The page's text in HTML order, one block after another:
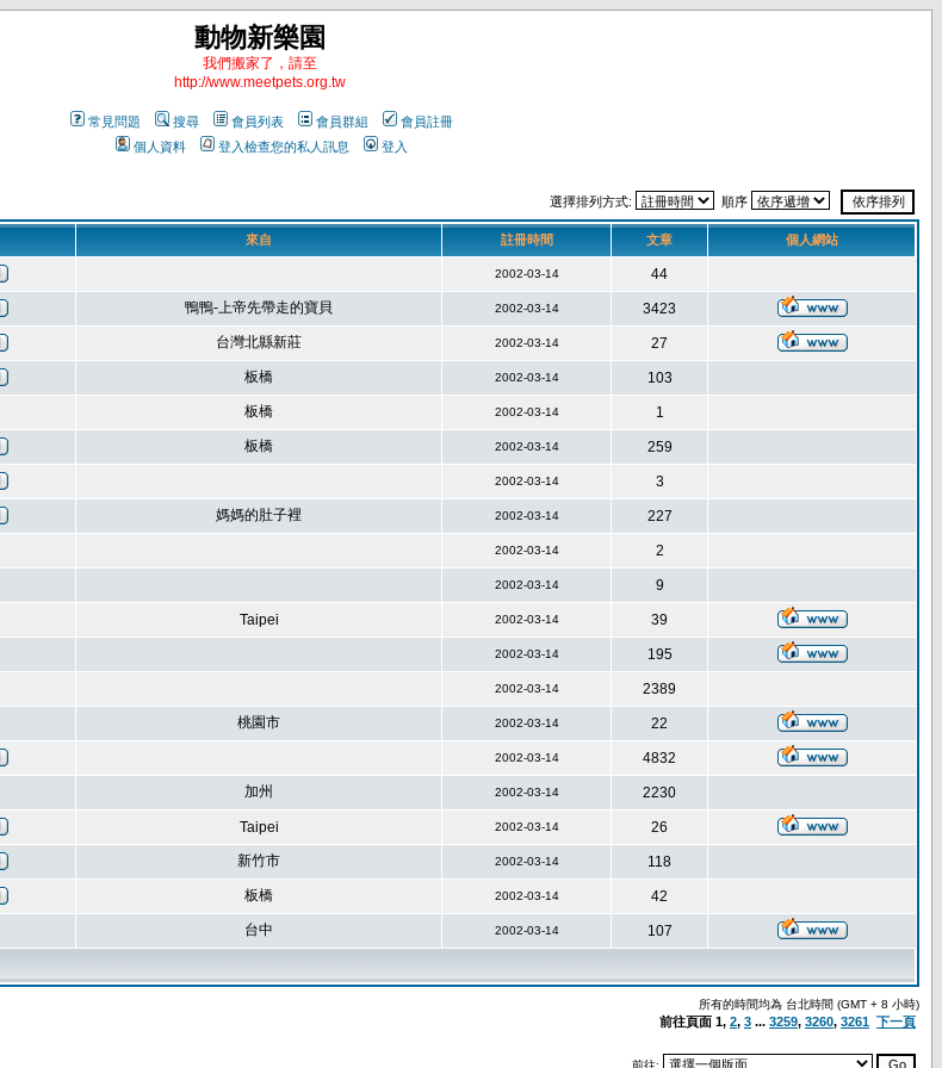
動物新樂園
我們搬家了，請至
http://www.meetpets.org.tw
常見問題 搜尋 會員列表 會員群組
會員註冊
個人資料
登入檢查您的私人訊息 登入
選擇排列方式: 順序
來自 註冊時間 文章 個人網站
2002-03-14 44
鴨鴨-上帝先帶走的寶貝 2002-03-14 3423
台灣北縣新莊 2002-03-14 27
板橋 2002-03-14 103
板橋 2002-03-14 1
板橋 2002-03-14 259
2002-03-14 3
媽媽的肚子裡 2002-03-14 227
2002-03-14 2
2002-03-14 9
Taipei 2002-03-14 39
2002-03-14 195
2002-03-14 2389
桃園市 2002-03-14 22
2002-03-14 4832
加州 2002-03-14 2230
Taipei 2002-03-14 26
新竹市 2002-03-14 118
板橋 2002-03-14 42
台中 2002-03-14 107
所有的時間均為 台北時間 (GMT + 8 小時)
前往頁面 1, 2, 3 ... 3259, 3260, 3261 下一頁
前往: